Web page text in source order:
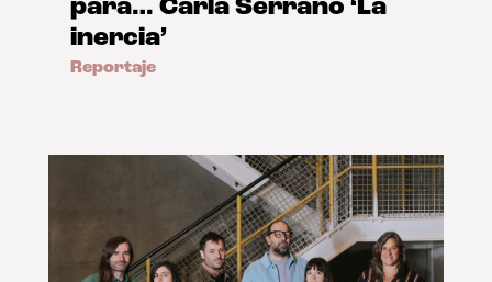
para… Carla Serrano ‘La
inercia’
Reportaje